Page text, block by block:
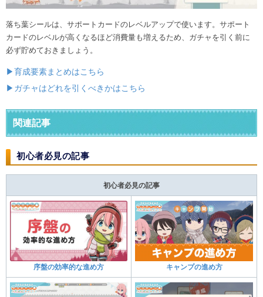
落ち葉シールは、サポートカードのレベルアップで使います。サポート
カードのレベルが高くなるほど消費量も増えるため、ガチャを引く前に
必ず貯めておきましょう。
▶育成要素まとめはこちら
▶ガチャはどれを引くべきかはこちら
関連記事
初心者必見の記事
初心者必見の記事
序盤の効率的な進め方 キャンプの進め方